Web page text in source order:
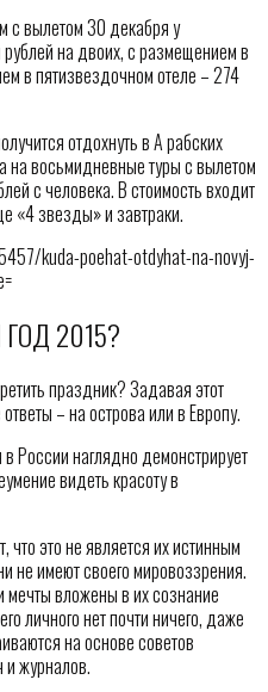
с вылетом 30 декабря у
на двоих, с размещением в
в пятизвездочном отеле – 274
отдохнуть в А рабских
на восьмидневные туры с вылетом
с человека. В стоимость входит
«4 звезды» и завтраки.
kuda-poehat-otdyhat-na-novyj-
2015?
праздник? Задавая этот
– на острова или в Европу.
России наглядно демонстрирует
видеть красоту в
что это не является их истинным
не имеют своего мировоззрения.
мечты вложены в их сознание
личного нет почти ничего, даже
на основе советов
и журналов.